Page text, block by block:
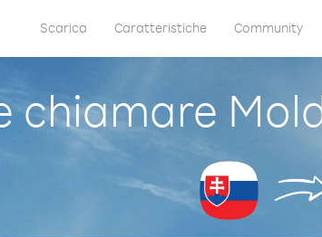
Scarica Caratteristiche Community
chiamare